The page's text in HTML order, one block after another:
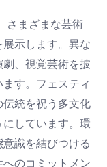
さまざまな芸術
示します。異な
、視覚芸術を披
す。フェスティ
統を祝う多文化
しています。環
識を結びつける
のコミットメン